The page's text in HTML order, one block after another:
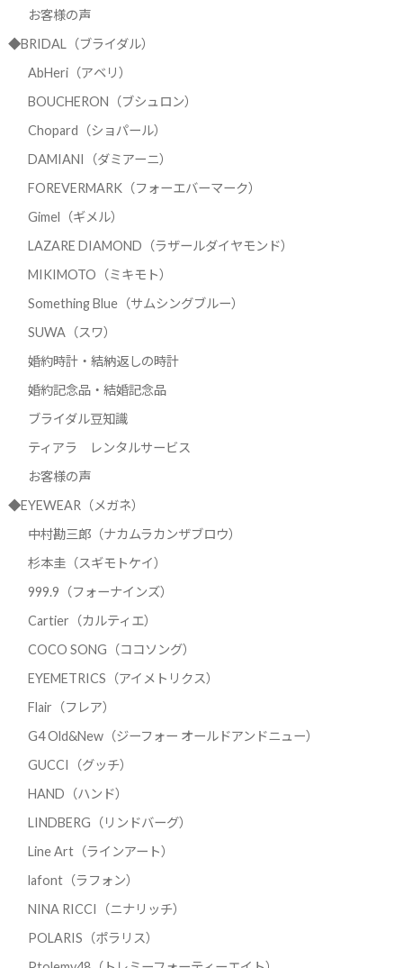
お客様の声
◆BRIDAL（ブライダル）
AbHeri（アベリ）
BOUCHERON（ブシュロン）
Chopard（ショパール）
DAMIANI（ダミアーニ）
FOREVERMARK（フォーエバーマーク）
Gimel（ギメル）
LAZARE DIAMOND（ラザールダイヤモンド）
MIKIMOTO（ミキモト）
Something Blue（サムシングブルー）
SUWA（スワ）
婚約時計・結納返しの時計
婚約記念品・結婚記念品
ブライダル豆知識
ティアラ レンタルサービス
お客様の声
◆EYEWEAR（メガネ）
中村勘三郎（ナカムラカンザブロウ）
杉本圭（スギモトケイ）
999.9（フォーナインズ）
Cartier（カルティエ）
COCO SONG（ココソング）
EYEMETRICS（アイメトリクス）
Flair（フレア）
G4 Old&New（ジーフォー オールドアンドニュー）
GUCCI（グッチ）
HAND（ハンド）
LINDBERG（リンドバーグ）
Line Art（ラインアート）
lafont（ラフォン）
NINA RICCI（ニナリッチ）
POLARIS（ポラリス）